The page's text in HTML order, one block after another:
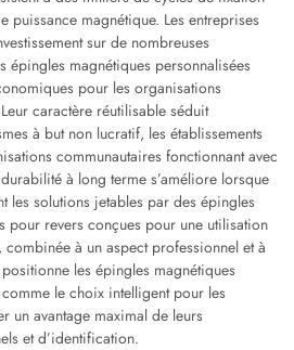
puissance magnétique. Les entreprises
sur de nombreuses
magnétiques personnalisées
pour les organisations
caractère réutilisable séduit
à but non lucratif, les établissements
communautaires fonctionnant avec
à long terme s’améliore lorsque
les solutions jetables par des épingles
pour revers conçues pour une utilisation
à un aspect professionnel et à
les épingles magnétiques
le choix intelligent pour les
un avantage maximal de leurs
et d’identification.